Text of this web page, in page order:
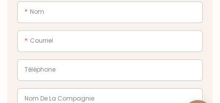
Nom
Courriel
Téléphone
Nom De La Compagnie